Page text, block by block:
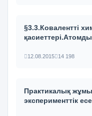
§3.3.Ковалентті
12.08.2015 14 198
Практикалық
эксперименттік